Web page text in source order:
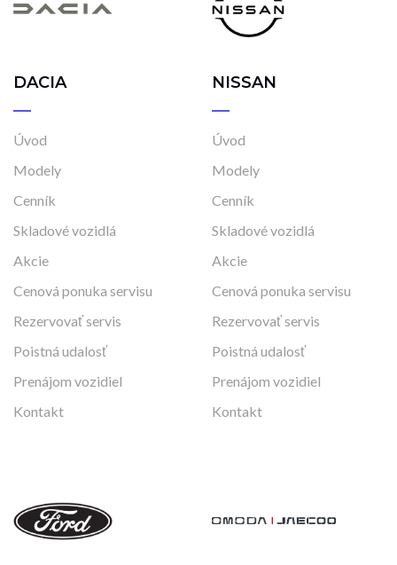
DACIA
Úvod
Modely
Cenník
Skladové vozidlá
Akcie
Cenová ponuka servisu
Rezervovať servis
Poistná udalosť
Prenájom vozidiel
Kontakt
NISSAN
Úvod
Modely
Cenník
Skladové vozidlá
Akcie
Cenová ponuka servisu
Rezervovať servis
Poistná udalosť
Prenájom vozidiel
Kontakt